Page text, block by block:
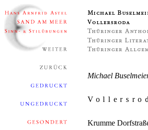
Michael
Krumme